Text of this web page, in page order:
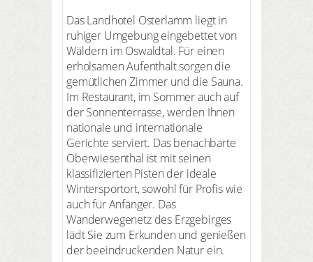
Das Landhotel Osterlamm liegt in
ruhiger Umgebung eingebettet von
Wäldern im Oswaldtal. Für einen
erholsamen Aufenthalt sorgen die
gemütlichen Zimmer und die Sauna.
Im Restaurant, im Sommer auch auf
der Sonnenterrasse, werden Ihnen
nationale und internationale
Gerichte serviert. Das benachbarte
Oberwiesenthal ist mit seinen
klassifizierten Pisten der ideale
Wintersportort, sowohl für Profis wie
auch für Anfänger. Das
Wanderwegenetz des Erzgebirges
lädt Sie zum Erkunden und genießen
der beeindruckenden Natur ein.